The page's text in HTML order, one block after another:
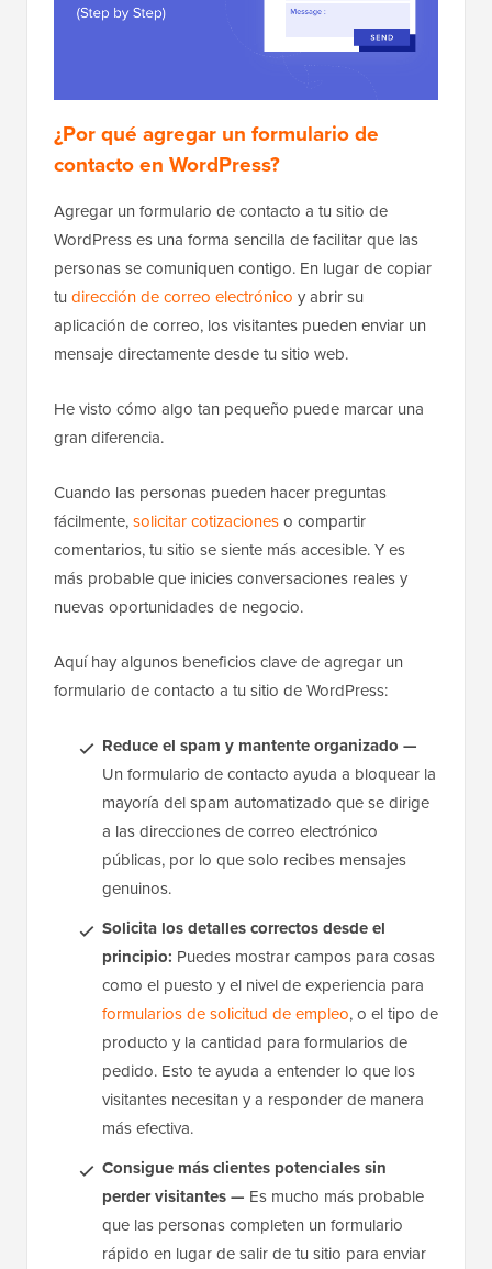
¿Por qué agregar un formulario de
contacto en WordPress?
Agregar un formulario de contacto a tu sitio de
WordPress es una forma sencilla de facilitar que las
personas se comuniquen contigo. En lugar de copiar
tu dirección de correo electrónico y abrir su
aplicación de correo, los visitantes pueden enviar un
mensaje directamente desde tu sitio web.
He visto cómo algo tan pequeño puede marcar una
gran diferencia.
Cuando las personas pueden hacer preguntas
fácilmente,solicitar cotizacioneso compartir
comentarios, tu sitio se siente más accesible. Y es
más probable que inicies conversaciones reales y
nuevas oportunidades de negocio.
Aquí hay algunos beneficios clave de agregar un
formulario de contacto a tu sitio de WordPress:
Reduce el spam y mantente organizado —
Un formulario de contacto ayuda a bloquear la
mayoría del spam automatizado que se dirige
a las direcciones de correo electrónico
públicas, por lo que solo recibes mensajes
genuinos.
Solicita los detalles correctos desde el
principio: Puedes mostrar campos para cosas
como el puesto y el nivel de experiencia para
formularios de solicitud de empleo, o el tipo de
producto y la cantidad para formularios de
pedido. Esto te ayuda a entender lo que los
visitantes necesitan y a responder de manera
más efectiva.
Consigue más clientes potenciales sin
perder visitantes — Es mucho más probable
que las personas completen un formulario
rápido en lugar de salir de tu sitio para enviar